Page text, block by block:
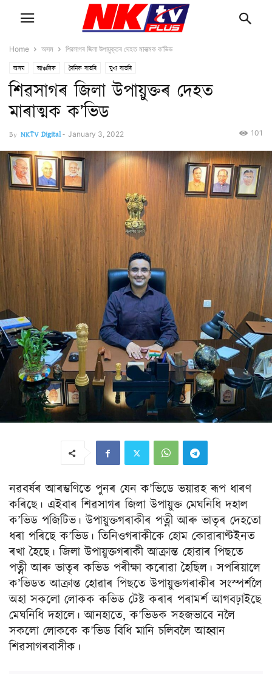
Home অসম শিৱসাগৰ জিলা উপায়ুক্তৰ দেহত মাৰাত্মক ক’ভিড
অসম আঞ্চলিক দৈনিক বাতৰি মুখ্য বাতৰি
শিৱসাগৰ জিলা উপায়ুক্তৰ দেহত
মাৰাত্মক ক’ভিড
By NKTV Digital- January 3, 2022 101
নৱবৰ্ষৰ আৰম্ভণিতে পুনৰ যেন ক’ভিডে ভয়াৱহ ৰূপ ধাৰণ
কৰিছে। এইবাৰ শিৱসাগৰ জিলা উপায়ুক্ত মেঘনিধি দহাল
ক’ভিড পজিটিভ। উপায়ুক্তগৰাকীৰ পত্নী আৰু ভাতৃৰ দেহতো
ধৰা পৰিছে ক’ভিড। তিনিওগৰাকীকে হোম কোৱাৰাণ্টইনত
ৰখা হৈছে। জিলা উপায়ুক্তগৰাকী আক্ৰান্ত হোৱাৰ পিছতে
পত্নী আৰু ভাতৃৰ কভিড পৰীক্ষা কৰোৱা হৈছিল। সপৰিয়ালে
ক’ভিডত আক্ৰান্ত হোৱাৰ পিছতে উপায়ুক্তগৰাকীৰ সংস্পৰ্শলৈ
অহা সকলো লোকক কভিড টেষ্ট কৰাৰ পৰামৰ্শ আগবঢ়াইছে
মেঘনিধি দহালে। আনহাতে, ক’ভিডক সহজভাবে নলৈ
সকলো লোককে ক’ভিড বিধি মানি চলিবলৈ আহ্বান
শিৱসাগৰবাসীক।